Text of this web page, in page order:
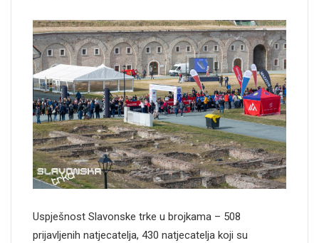
Uspješnost Slavonske trke u brojkama – 508
prijavljenih natjecatelja, 430 natjecatelja koji su